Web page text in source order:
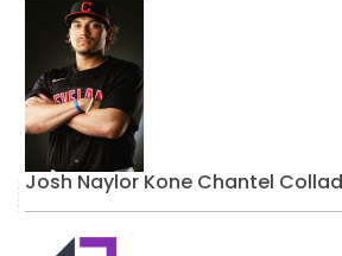
Josh Naylor Kone Chantel